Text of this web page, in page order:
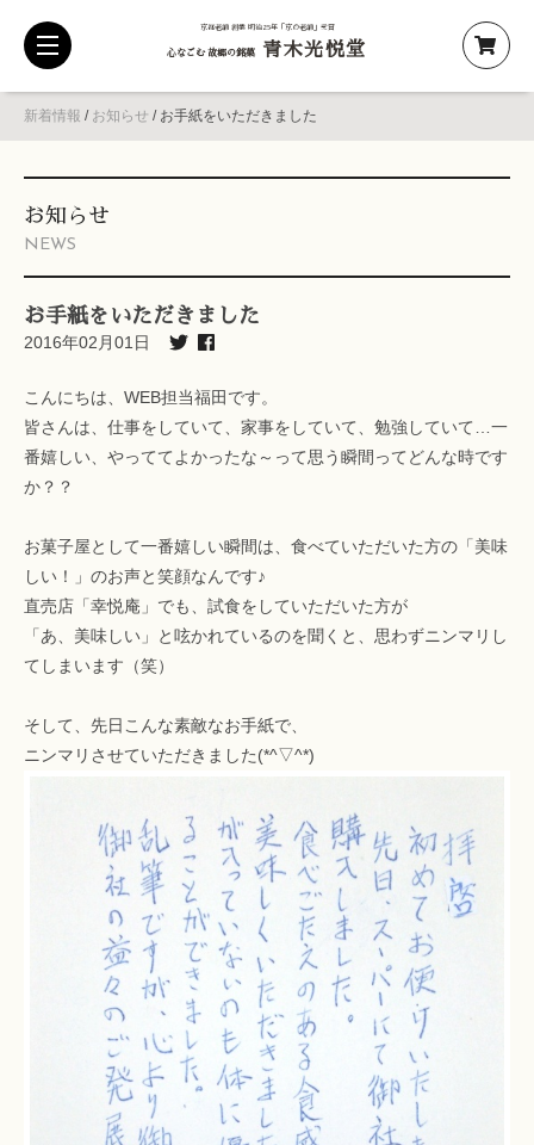
京都老舗 創業 明治25年「京の老舗」受賞
心なごむ 故郷の銘菓 青木光悦堂
toggle
navigation
新着情報 / お知らせ / お手紙をいただきました
お知らせ
NEWS
お手紙をいただきました
2016年02月01日
こんにちは、WEB担当福田です。
皆さんは、仕事をしていて、家事をしていて、勉強していて…一
番嬉しい、やっててよかったな～って思う瞬間ってどんな時です
か？？
お菓子屋として一番嬉しい瞬間は、食べていただいた方の「美味
しい！」のお声と笑顔なんです♪
直売店「幸悦庵」でも、試食をしていただいた方が
「あ、美味しい」と呟かれているのを聞くと、思わずニンマリし
てしまいます（笑）
そして、先日こんな素敵なお手紙で、
ニンマリさせていただきました(*^▽^*)